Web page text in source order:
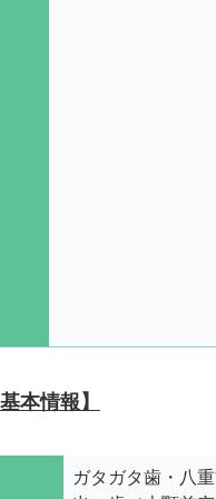
本情報】
ガタガタ歯・八